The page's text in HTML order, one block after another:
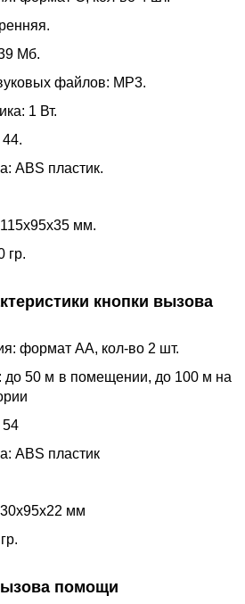
Мб.
файлов: МР3.
1 Вт.
ABS пластик.
мм.
гр.
кнопки вызова
формат АА, кол-во 2 шт.
до 50 м в помещении, до 100 м на
54
ABS пластик
мм
помощи